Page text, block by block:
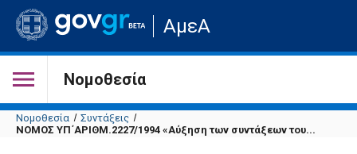
Μετάβαση
στην
σελίδα
του
ΑμεΑ
Νομοθεσία
Νομοθεσία
Συντάξεις
ΝΟΜΟΣ ΥΠ΄ΑΡΙΘΜ.2227/1994 «Αύξηση των συντάξεων του...